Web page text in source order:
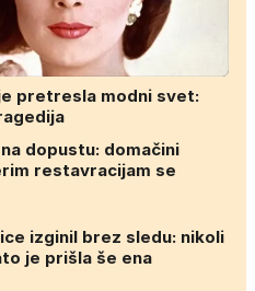
pretresla modni svet:
dopustu: domačini
restavracijam se
izginil brez sledu: nikoli
je prišla še ena